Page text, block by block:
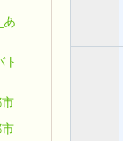
あ
ト